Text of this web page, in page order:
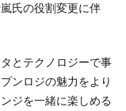
氏の役割変更に伴
とテクノロジーで事
ンロジの魅力をより
ジを一緒に楽しめる